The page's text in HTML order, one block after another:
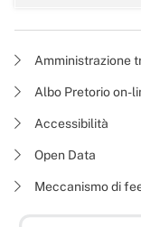
Amministrazione
Albo Pretorio on-
Accessibilità
Open Data
Meccanismo di